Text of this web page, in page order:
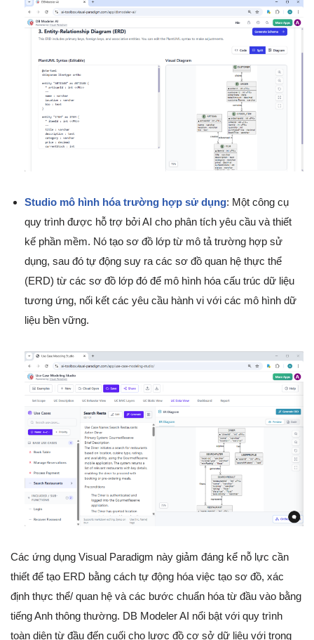
Studio mô hình hóa trường hợp sử dụng: Một công cụ
quy trình được hỗ trợ bởi AI cho phân tích yêu cầu và thiết
kế phần mềm. Nó tạo sơ đồ lớp từ mô tả trường hợp sử
dụng, sau đó tự động suy ra các sơ đồ quan hệ thực thể
(ERD) từ các sơ đồ lớp đó để mô hình hóa cấu trúc dữ liệu
tương ứng, nối kết các yêu cầu hành vi với các mô hình dữ
liệu bền vững.
Các ứng dụng Visual Paradigm này giảm đáng kể nỗ lực cần
thiết để tạo ERD bằng cách tự động hóa việc tạo sơ đồ, xác
định thực thể/ quan hệ và các bước chuẩn hóa từ đầu vào bằng
tiếng Anh thông thường. DB Modeler AI nổi bật với quy trình
toàn diện từ đầu đến cuối cho lược đồ cơ sở dữ liệu với trọng